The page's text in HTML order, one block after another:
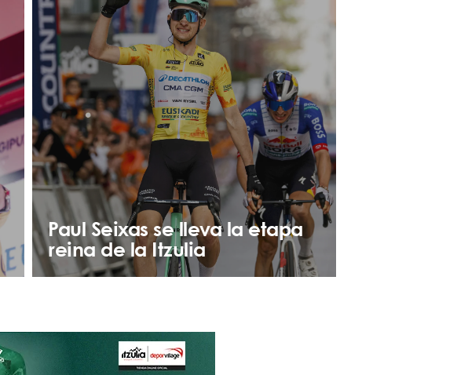
Paul Seixas se lleva la etapa
reina de la Itzulia